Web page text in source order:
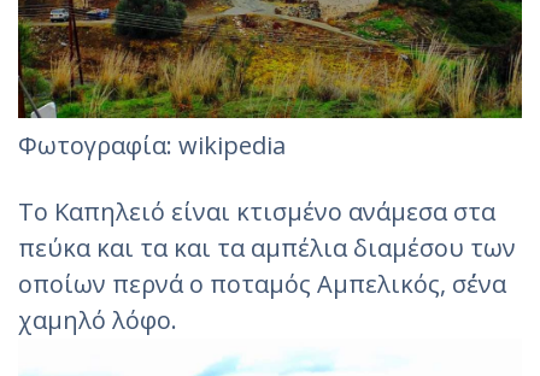
Φωτογραφία: wikipedia
Το Καπηλειό είναι κτισμένο ανάμεσα στα
πεύκα και τα και τα αμπέλια διαμέσου των
οποίων περνά ο ποταμός Αμπελικός, σ΄ένα
χαμηλό λόφο.